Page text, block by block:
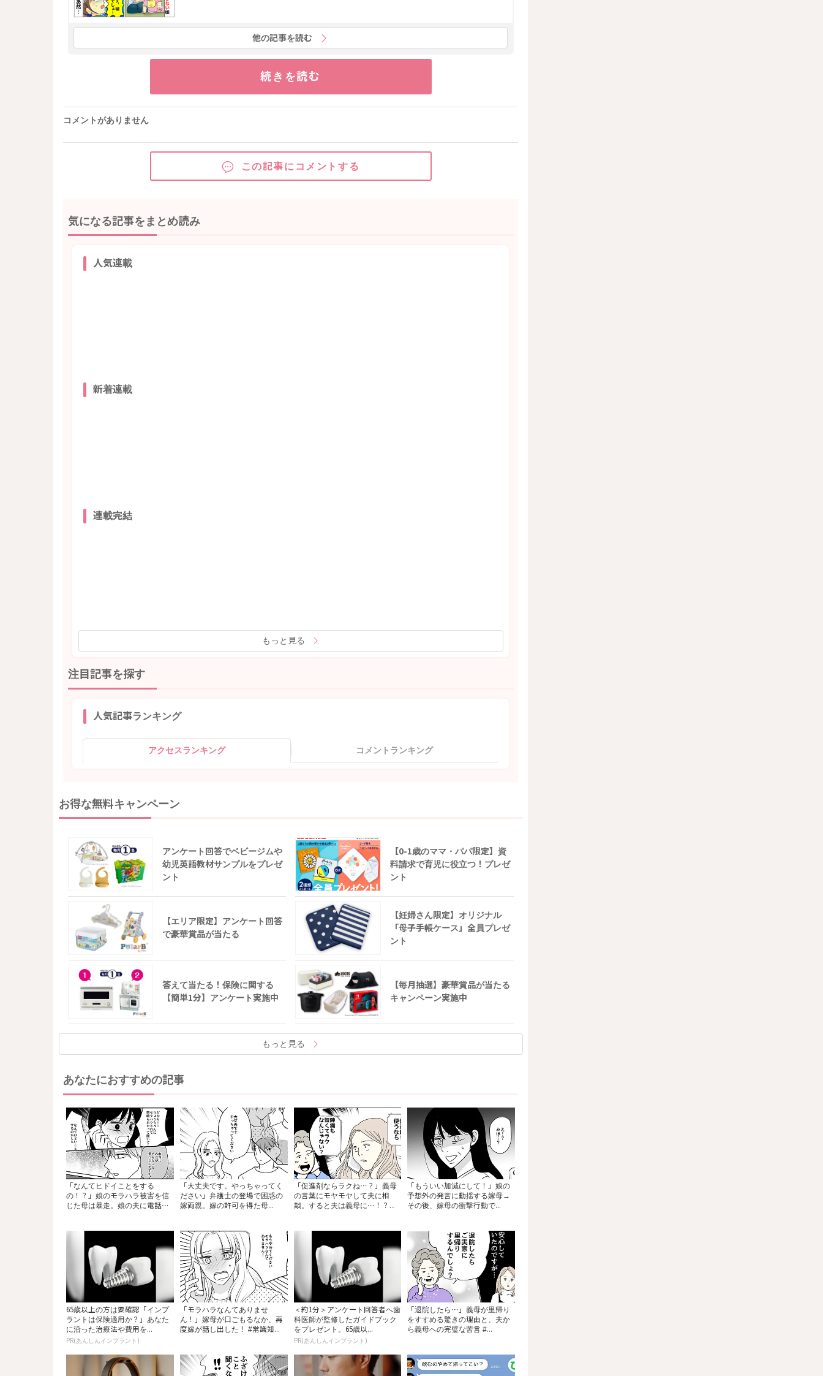
他の記事を読む
続きを読む
コメントがありません
この記事にコメントする
気になる記事をまとめ読み
人気連載
新着連載
連載完結
もっと見る
注目記事を探す
人気記事ランキング
アクセスランキング コメントランキング
お得な無料キャンペーン
アンケート回答でベビージムや
幼児英語教材サンプルをプレゼ
ント
【0-1歳のママ・パパ限定】資
料請求で育児に役立つ！プレゼ
ント
【エリア限定】アンケート回答
で豪華賞品が当たる
【妊婦さん限定】オリジナル
「母子手帳ケース」全員プレゼ
ント
答えて当たる！保険に関する
【簡単1分】アンケート実施中
【毎月抽選】豪華賞品が当たる
キャンペーン実施中
もっと見る
あなたにおすすめの記事
「なんてヒドイことをする
の！？」娘のモラハラ被害を信
じた母は暴走。娘の夫に電話
「大丈夫です。やっちゃってく
ださい」弁護士の登場で困惑の
嫁両親。嫁の許可を得た母...
「促進剤ならラクね…？」義母
の言葉にモヤモヤして夫に相
談。すると夫は義母に…！？...
「もういい加減にして！」娘の
予想外の発言に動揺する嫁母→
その後、嫁母の衝撃行動で...
65歳以上の方は要確認「インプ
ラントは保険適用か？」あなた
に沿った治療法や費用を...
PR(あんしんインプラント)
「モラハラなんてありませ
ん！」嫁母が口ごもるなか、再
度嫁が話し出した！ #常識知...
＜約1分＞アンケート回答者へ歯
科医師が監修したガイドブック
をプレゼント。65歳以...
PR(あんしんインプラント)
「退院したら…」義母が里帰り
をすすめる驚きの理由と、夫か
ら義母への完璧な苦言 #...